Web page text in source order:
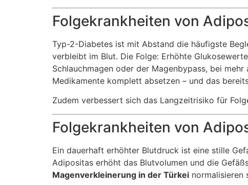
Folgekrankheiten von
Typ-2-Diabetes ist mit Abstand die häufigste
verbleibt im Blut. Die Folge: Erhöhte
Schlauchmagen oder der Magenbypass, bei
Medikamente komplett absetzen – und das
Zudem verbessert sich das Langzeitrisiko für
Folgekrankheiten von
Ein dauerhaft erhöhter Blutdruck ist eine stille
Adipositas erhöht das Blutvolumen und die
Magenverkleinerung in der Türkei normalisieren